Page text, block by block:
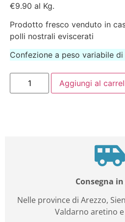
€9.90 al Kg.
Prodotto fresco venduto in
polli nostrali eviscerati
Confezione a peso variabile
Aggiungi al
Consegna in
Nelle province di Arezzo,
Valdarno aretino